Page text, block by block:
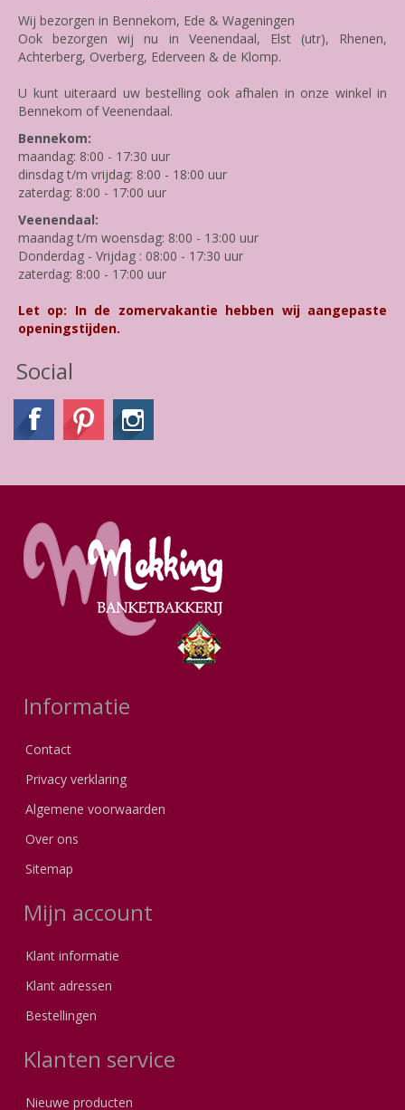
Wij bezorgen in Bennekom, Ede & Wageningen
Ook bezorgen wij nu in Veenendaal, Elst (utr), Rhenen,
Achterberg, Overberg, Ederveen & de Klomp.
U kunt uiteraard uw bestelling ook afhalen in onze winkel in
Bennekom of Veenendaal.
Bennekom:
maandag: 8:00 - 17:30 uur
dinsdag t/m vrijdag: 8:00 - 18:00 uur
zaterdag: 8:00 - 17:00 uur
Veenendaal:
maandag t/m woensdag: 8:00 - 13:00 uur
Donderdag - Vrijdag : 08:00 - 17:30 uur
zaterdag: 8:00 - 17:00 uur
Let op: In de zomervakantie hebben wij aangepaste
openingstijden.
Social
Informatie
Contact
Privacy verklaring
Algemene voorwaarden
Over ons
Sitemap
Mijn account
Klant informatie
Klant adressen
Bestellingen
Klanten service
Nieuwe producten